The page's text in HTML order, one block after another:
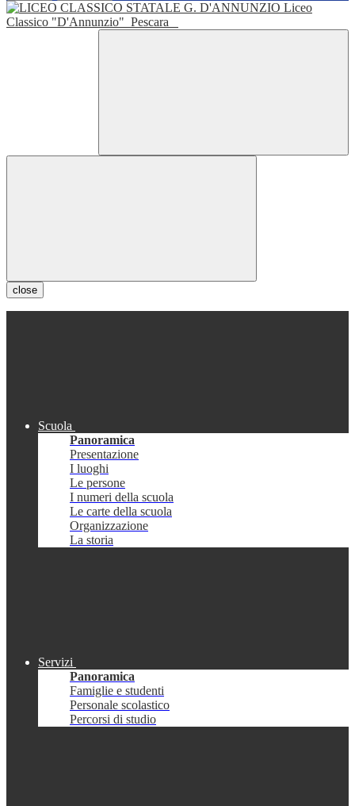
Liceo
Classico "D'Annunzio" Pescara
close
Scuola
Panoramica
Presentazione
I luoghi
Le persone
I numeri della scuola
Le carte della scuola
Organizzazione
La storia
Servizi
Panoramica
Famiglie e studenti
Personale scolastico
Percorsi di studio